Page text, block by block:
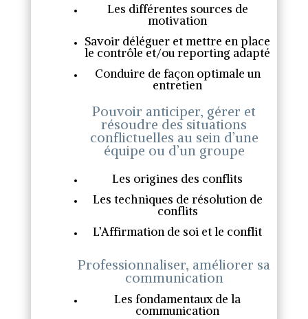
Les différentes sources de
motivation
Savoir déléguer et mettre en place
le contrôle et/ou reporting adapté
Conduire de façon optimale un
entretien
Pouvoir anticiper, gérer et
résoudre des situations
conflictuelles au sein d’une
équipe ou d’un groupe
Les origines des conflits
Les techniques de résolution de
conflits
L’Affirmation de soi et le conflit
Professionnaliser, améliorer sa
communication
Les fondamentaux de la
communication